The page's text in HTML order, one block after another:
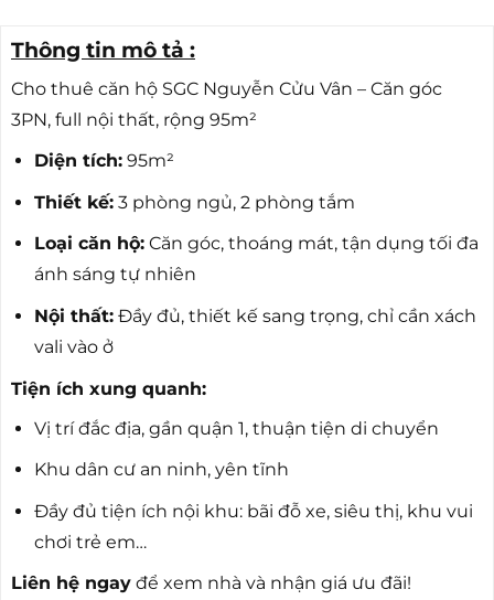
Thông tin mô tả :
Cho thuê căn hộ SGC Nguyễn Cửu Vân – Căn góc
3PN, full nội thất, rộng 95m²
Diện tích:95m²
Thiết kế:3 phòng ngủ, 2 phòng tắm
Loại căn hộ:Căn góc, thoáng mát, tận dụng tối đa
ánh sáng tự nhiên
Nội thất:Đầy đủ, thiết kế sang trọng, chỉ cần xách
vali vào ở
Tiện ích xung quanh:
Vị trí đắc địa, gần quận 1, thuận tiện di chuyển
Khu dân cư an ninh, yên tĩnh
Đầy đủ tiện ích nội khu: bãi đỗ xe, siêu thị, khu vui
chơi trẻ em…
Liên hệ ngay để xem nhà và nhận giá ưu đãi!